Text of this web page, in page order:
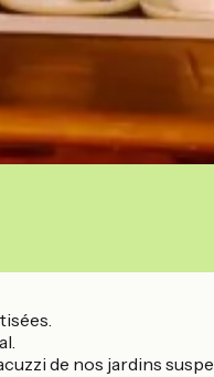
de nos jardins